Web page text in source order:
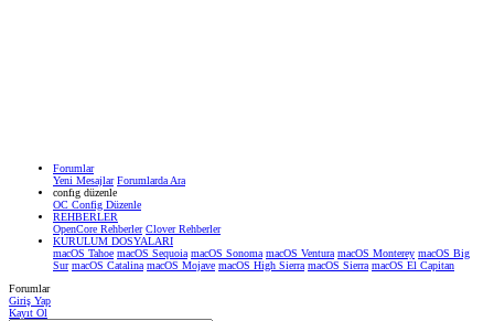
Forumlar
Yeni Mesajlar Forumlarda Ara
confıg düzenle
OC Config Düzenle
REHBERLER
OpenCore Rehberler Clover Rehberler
KURULUM DOSYALARI
macOS Tahoe macOS Sequoia macOS Sonoma macOS Ventura macOS Monterey macOS Big
Sur macOS Catalina macOS Mojave macOS High Sierra macOS Sierra macOS El Capitan
Forumlar
Giriş Yap
Kayıt Ol